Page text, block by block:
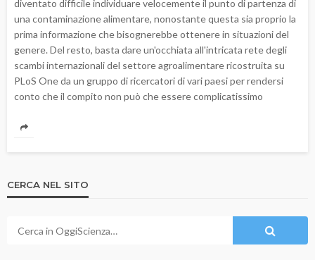
diventato difficile individuare velocemente il punto di partenza di
una contaminazione alimentare, nonostante questa sia proprio la
prima informazione che bisognerebbe ottenere in situazioni del
genere. Del resto, basta dare un'occhiata all'intricata rete degli
scambi internazionali del settore agroalimentare ricostruita su
PLoS One da un gruppo di ricercatori di vari paesi per rendersi
conto che il compito non può che essere complicatissimo
CERCA NEL SITO